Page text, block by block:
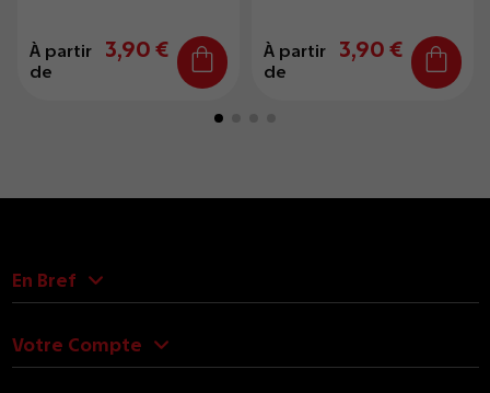
À partir
de
3,90 €
À partir
de
3,90 €
En Bref
Votre Compte